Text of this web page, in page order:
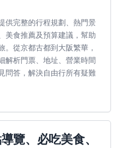
供完整的行程規劃、熱門景
美食推薦及預算建議，幫助
。從京都古都到大阪繁華，
解析門票、地址、營業時間
問答，解決自由行所有疑難
覽、必吃美食、